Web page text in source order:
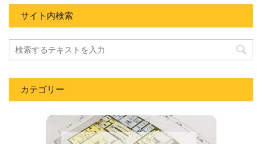
サイト内検索
カテゴリー